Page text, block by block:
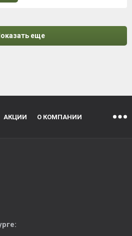
еще
АКЦИИ О КОМПАНИИ
: